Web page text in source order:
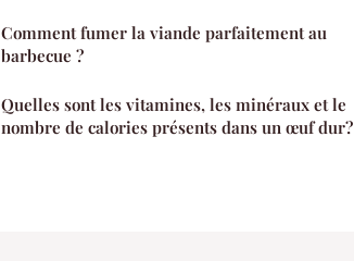
Comment fumer la viande parfaitement au
barbecue ?
Quelles sont les vitamines, les minéraux et le
nombre de calories présents dans un œuf dur?